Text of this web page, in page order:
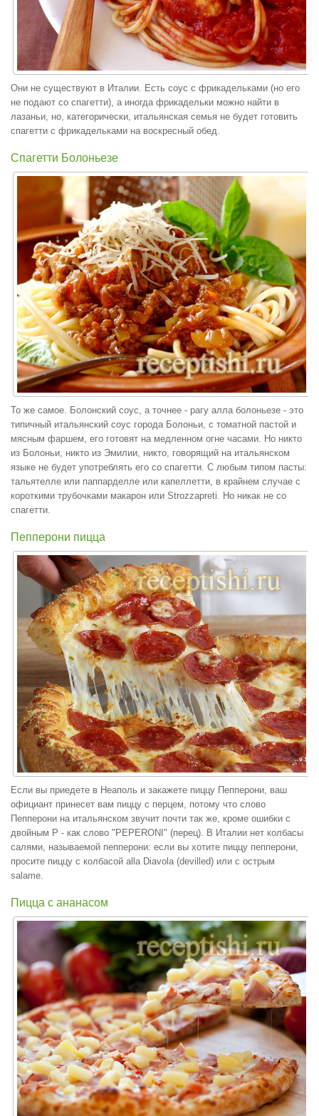
Они не существуют в Италии. Есть соус с фрикадельками (но его
не подают со спагетти), а иногда фрикадельки можно найти в
лазаньи, но, категорически, итальянская семья не будет готовить
спагетти с фрикадельками на воскресный обед.
Спагетти Болоньезе
То же самое. Болонский соус, а точнее - рагу алла болоньезе - это
типичный итальянский соус города Болоньи, с томатной пастой и
мясным фаршем, его готовят на медленном огне часами. Но никто
из Болоньи, никто из Эмилии, никто, говорящий на итальянском
языке не будет употреблять его со спагетти. С любым типом пасты:
тальятелле или паппарделле или капеллетти, в крайнем случае с
короткими трубочками макарон или Strozzapreti. Но никак не со
спагетти.
Пепперони пицца
Если вы приедете в Неаполь и закажете пиццу Пепперони, ваш
официант принесет вам пиццу с перцем, потому что слово
Пепперони на итальянском звучит почти так же, кроме ошибки с
двойным P - как слово "PEPERONI" (перец). В Италии нет колбасы
салями, называемой пепперони: если вы хотите пиццу пепперони,
просите пиццу с колбасой alla Diavola (devilled) или с острым
salame.
Пицца с ананасом